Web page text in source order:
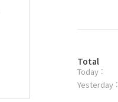
플
러
그
방
문
자
Total
Today :
Yesterday :